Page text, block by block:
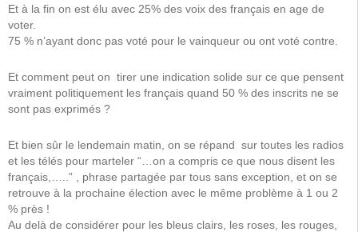
Et à la fin on est élu avec 25% des voix des français en age de
voter.
75 % n’ayant donc pas voté pour le vainqueur ou ont voté contre.
Et comment peut on tirer une indication solide sur ce que pensent
vraiment politiquement les français quand 50 % des inscrits ne se
sont pas exprimés ?
Et bien sûr le lendemain matin, on se répand sur toutes les radios
et les télés pour marteler “…on a compris ce que nous disent les
français,…..” , phrase partagée par tous sans exception, et on se
retrouve à la prochaine élection avec le même problème à 1 ou 2
% près !
Au delà de considérer pour les bleus clairs, les roses, les rouges,